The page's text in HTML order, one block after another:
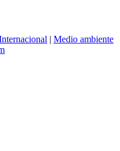
| Medio ambiente